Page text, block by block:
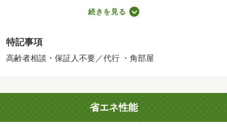
ルームシェア不可/消毒施工料（当社扱）（入居時の
み） 17050円/賃貸戸数:10戸
続きを見る
特記事項
高齢者相談・保証人不要／代行 ・角部屋
省エネ性能